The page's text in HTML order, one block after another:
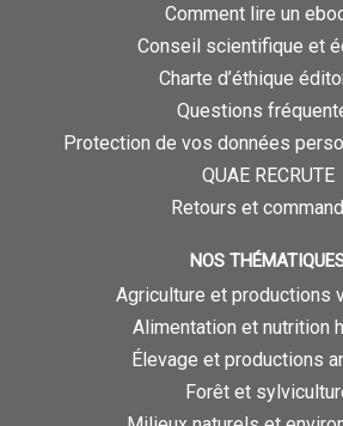
Comment lire un
Conseil scientifique et
Charte d’éthique
Questions
Protection de vos données
QUAE RECRUTE
Retours et
NOS
Agriculture et productions
Alimentation et nutrition
Élevage et productions
Forêt et